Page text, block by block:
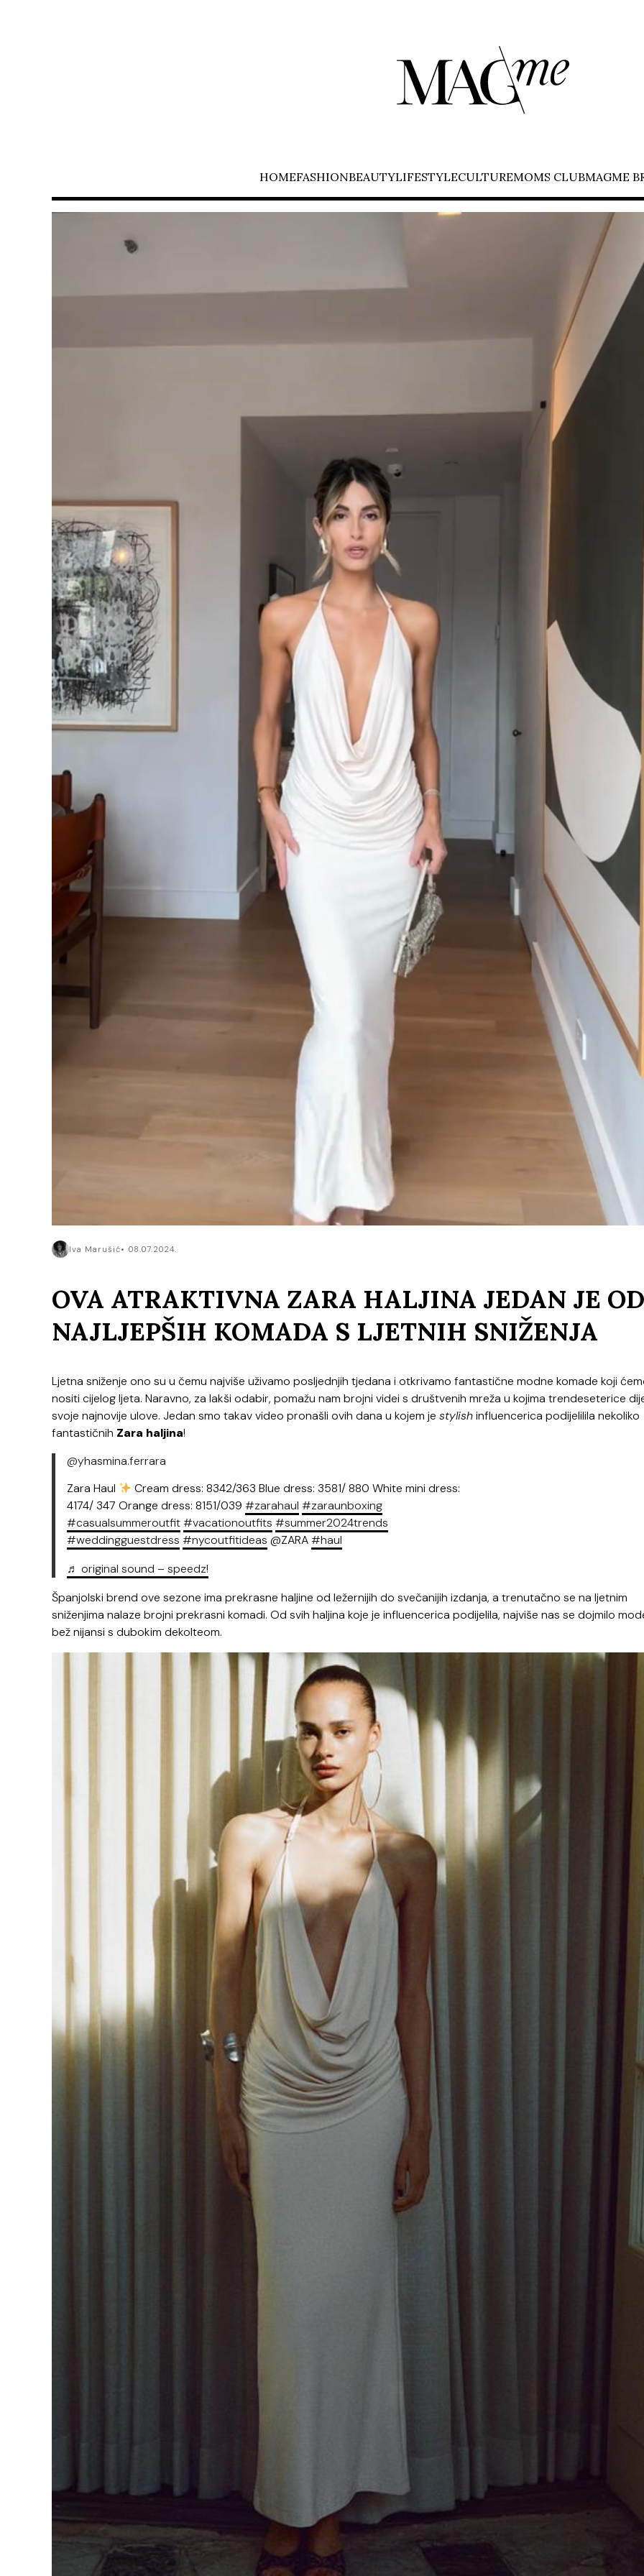
HOMEFASHIONBEAUTYLIFESTYLECULTUREMOMS CLUBMAGME
Iva Marušić 08.07.2024.
OVA ATRAKTIVNA ZARA HALJINA JEDAN JE OD
NAJLJEPŠIH KOMADA S LJETNIH SNIŽENJA
Ljetna sniženje ono su u čemu najviše uživamo posljednjih tjedana i otkrivamo fantastične modne komade koji
nositi cijelog ljeta. Naravno, za lakši odabir, pomažu nam brojni videi s društvenih mreža u kojima trendeseterice
svoje najnovije ulove. Jedan smo takav video pronašli ovih dana u kojem je stylishinfluencerica podijelilila nekoliko
fantastičnih Zara haljina!
@yhasmina.ferrara
Zara Haul
Cream dress: 8342/363 Blue dress: 3581/ 880 White mini dress:
4174/ 347 Orange dress: 8151/039 #zarahaul #zaraunboxing
#casualsummeroutfit#vacationoutfits #summer2024trends
#weddingguestdress #nycoutfitideas @ZARA#haul
♬ original sound – speedz!
Španjolski brend ove sezone ima prekrasne haljine od ležernijih do svečanijih izdanja, a trenutačno se na ljetnim
sniženjima nalaze brojni prekrasni komadi. Od svih haljina koje je influencerica podijelila, najviše nas se dojmilo
bež nijansi s dubokim dekolteom.